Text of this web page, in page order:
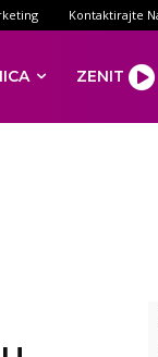
Kontaktirajte
ZENIT